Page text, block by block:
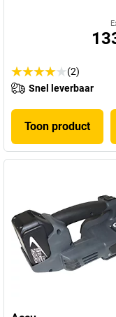
(2)
Snel leverbaar
Toon product